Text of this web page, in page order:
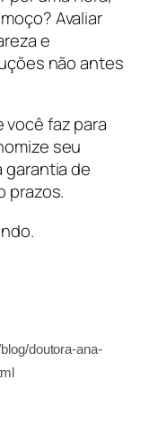
Avaliar
e
não antes
você faz para
seu
garantia de
prazos.
doutora-ana-